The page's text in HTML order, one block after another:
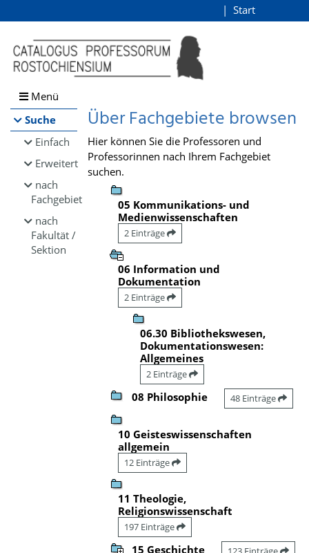
Browsen
direkt zum Inhalt
Start
Menü
Suche
Einfach
Erweitert
nach
Fachgebiet
nach
Fakultät /
Sektion
Über Fachgebiete browsen
Hier können Sie die Professoren und
Professorinnen nach Ihrem Fachgebiet
suchen.
05 Kommunikations- und
Medienwissenschaften
2 Einträge
06 Information und
Dokumentation
2 Einträge
06.30 Bibliothekswesen,
Dokumentationswesen:
Allgemeines
2 Einträge
08 Philosophie 48 Einträge
10 Geisteswissenschaften
allgemein
12 Einträge
11 Theologie,
Religionswissenschaft
197 Einträge
15 Geschichte